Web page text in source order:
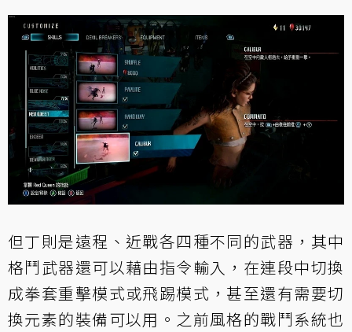
但丁則是遠程、近戰各四種不同的武器，其中
格鬥武器還可以藉由指令輸入，在連段中切換
成拳套重擊模式或飛踢模式，甚至還有需要切
換元素的裝備可以用。之前風格的戰鬥系統也